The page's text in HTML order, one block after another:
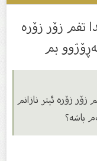
زۆر زۆرە
بم
زۆرە ئیتر نازانم